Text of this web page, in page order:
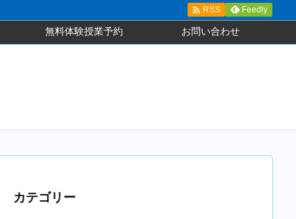
無料体験授業予約 お問い合わせ
 RSS Feedly
カテゴリー